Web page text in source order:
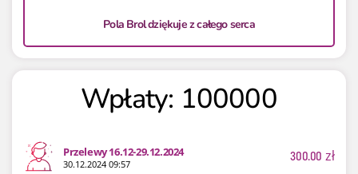
Pola Brol dziękuje z całego serca
Wpłaty: 100000
Przelewy 16.12-29.12.2024
30.12.2024 09:57 300.00 zł